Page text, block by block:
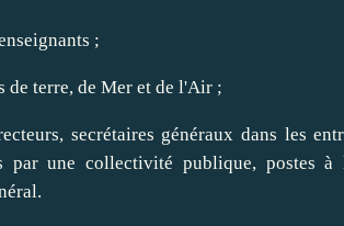
;
de terre, de Mer et de l'Air ;
secrétaires généraux dans les
par une collectivité publique, postes